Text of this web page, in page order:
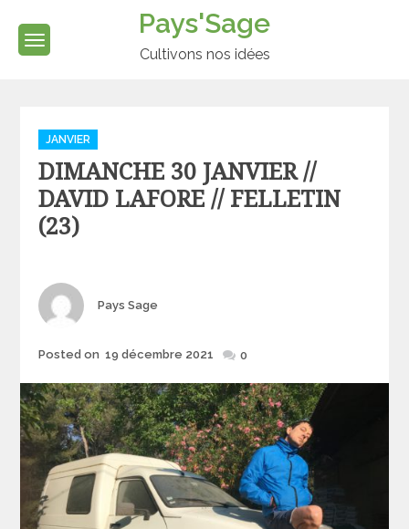
content
Pays'Sage
Cultivons nos idées
Categories
JANVIER
DIMANCHE 30 JANVIER //
DAVID LAFORE // FELLETIN
(23)
Author
Pays Sage
Posted
Posted on 19 décembre 2021 0